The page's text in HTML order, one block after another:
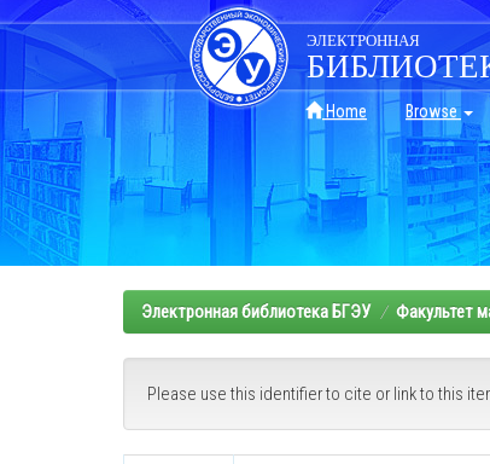
Skip
navigation
ЭЛЕКТРОННАЯ
Home Browse
Электронная библиотека БГЭУ Факультет
Please use this identifier to cite or link to this